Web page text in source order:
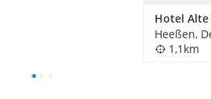
Hotel Alte
Heeßen,
1,1km